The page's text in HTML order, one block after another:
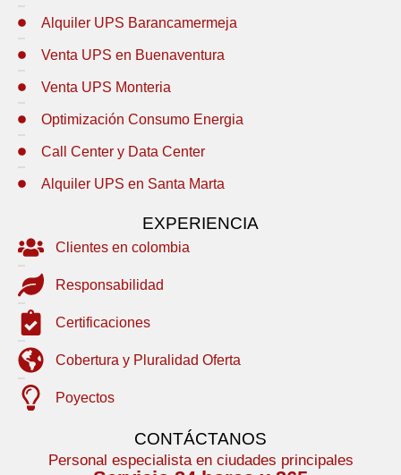
Alquiler UPS Barancamermeja
Venta UPS en Buenaventura
Venta UPS Monteria
Optimización Consumo Energia
Call Center y Data Center
Alquiler UPS en Santa Marta
EXPERIENCIA
Clientes en colombia
Responsabilidad
Certificaciones
Cobertura y Pluralidad Oferta
Poyectos
CONTÁCTANOS
Personal especialista en ciudades principales